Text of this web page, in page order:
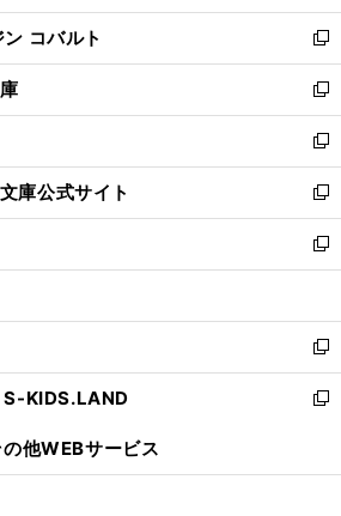
開
く
ウ
で
開
く
ン
ド
ウ
で
開
く
ウ
ィ
ン
ド
ウ
で
開
く
コバルト
新
し
い
ウ
ィ
ン
ド
ウ
で
開
新
し
い
ウ
ィ
ン
ド
ウ
開
く
新
し
い
ウ
ィ
ン
ウ
で
開
く
庫公式サイト
新
し
い
ウ
ン
ド
ウ
で
新
し
ウ
ィ
ン
ド
開
新
し
い
ン
S-KIDS.LAND
新
ウ
の他WEBサービス